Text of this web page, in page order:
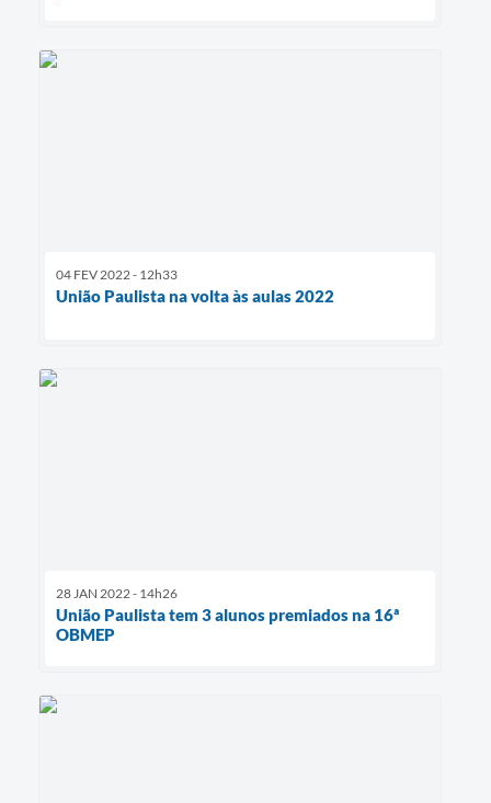
04 FEV 2022 - 12h33
União Paulista na volta às aulas 2022
28 JAN 2022 - 14h26
União Paulista tem 3 alunos premiados na 16ª
OBMEP